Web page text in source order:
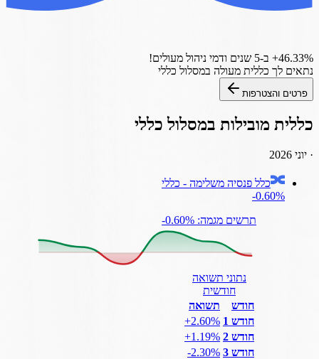
‎+46.33% ב-5 שנים
ודמי ניהול מעולים!
נתאים לך כללית מעולה במסלול כללי
פרטים והצטרפות
כללית מובילות במסלול כללי
· יוני 2026
כלל פנסיה משלימה - כללי
‎-0.60%
תרשים מגמה: ‎-0.60%
נתוני תשואה
חודשית
חודש
תשואה
חודש 1
‎+2.60%
חודש 2
‎+1.19%
חודש 3
‎-2.30%